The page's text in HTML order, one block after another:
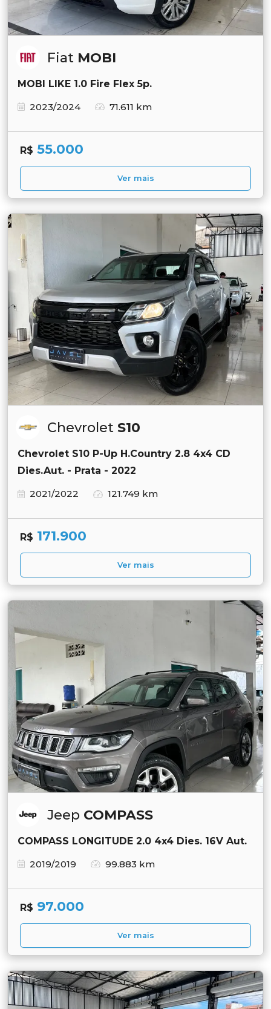
Fiat MOBI
MOBI LIKE 1.0 Fire Flex 5p.
2023/2024
71.611 km
R$ 55.000
Ver mais
Chevrolet S10
Chevrolet S10 P-Up H.Country 2.8 4x4 CD
Dies.Aut. - Prata - 2022
2021/2022
121.749 km
R$ 171.900
Ver mais
Jeep COMPASS
COMPASS LONGITUDE 2.0 4x4 Dies. 16V Aut.
2019/2019
99.883 km
R$ 97.000
Ver mais